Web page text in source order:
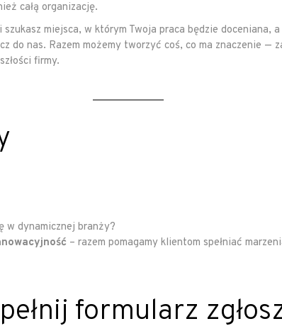
całą organizację.
szukasz miejsca, w którym Twoja praca będzie doceniana,
do nas. Razem możemy tworzyć coś, co ma znaczenie —
firmy.
w dynamicznej branży?
– razem pomagamy klientom spełniać
formularz